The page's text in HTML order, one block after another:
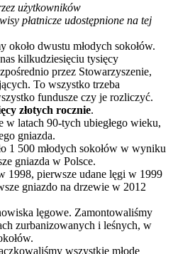
użytkowników
płatnicze udostępnione na tej
dwustu młodych sokołów.
kilkudziesięciu tysięcy
przez Stowarzyszenie,
To wszystko trzeba
fundusze czy je rozliczyć.
złotych rocznie.
w latach 90-tych ubiegłego wieku,
gniazda.
1 500 młodych sokołów w wyniku
gniazda w Polsce.
1998, pierwsze udane lęgi w 1999
gniazdo na drzewie w 2012
lęgowe. Zamontowaliśmy
zurbanizowanych i leśnych, w
wszystkie młode